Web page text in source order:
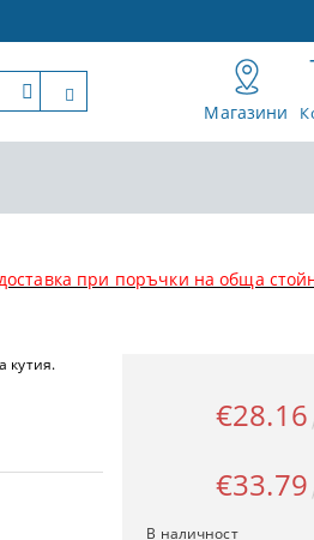
Магазини
при поръчки на обща
кутия.
€28.16
€33.79
В наличност